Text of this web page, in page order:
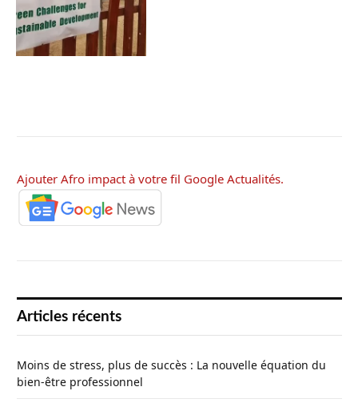
Ajouter Afro impact à votre fil Google Actualités.
Articles récents
Moins de stress, plus de succès : La nouvelle équation du
bien-être professionnel